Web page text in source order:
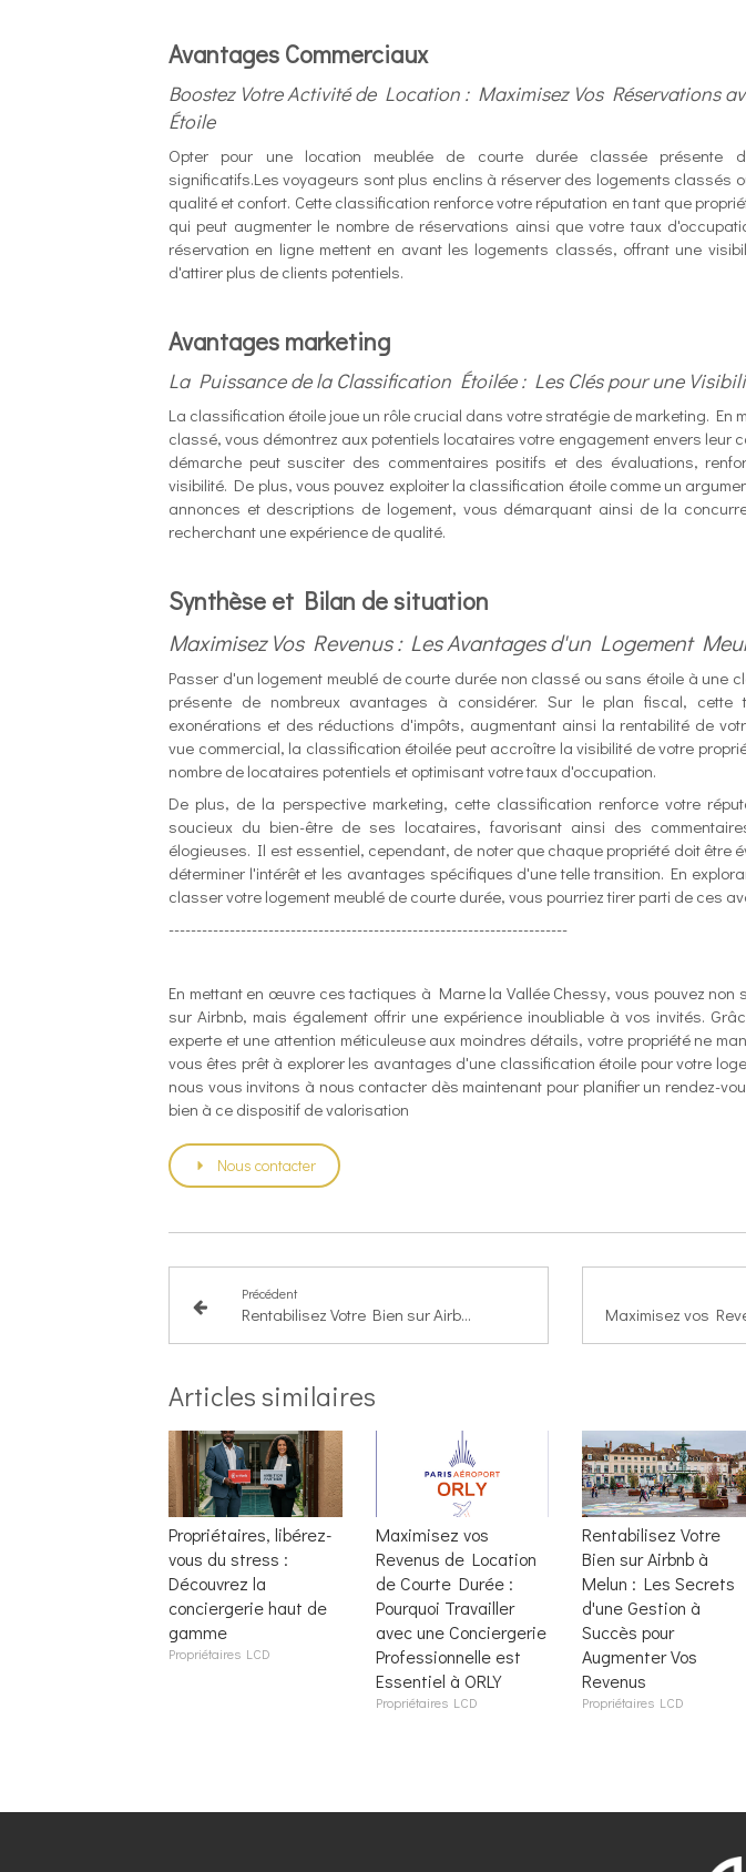
Avantages Commerciaux
Boostez Votre Activité de Location : Maximisez Vos Réservations
Étoile
Opter pour une location meublée de courte durée classée présente
significatifs.Les voyageurs sont plus enclins à réserver des logements classés
qualité et confort. Cette classification renforce votre réputation en tant que
qui peut augmenter le nombre de réservations ainsi que votre taux
réservation en ligne mettent en avant les logements classés, offrant une
d'attirer plus de clients potentiels.
Avantages marketing
La Puissance de la Classification Étoilée : Les Clés pour une
La classification étoile joue un rôle crucial dans votre stratégie de marketing. En
classé, vous démontrez aux potentiels locataires votre engagement envers leur
démarche peut susciter des commentaires positifs et des évaluations,
visibilité. De plus, vous pouvez exploiter la classification étoile comme un
annonces et descriptions de logement, vous démarquant ainsi de la
recherchant une expérience de qualité.
Synthèse et Bilan de situation
Maximisez Vos Revenus : Les Avantages d'un Logement
Passer d'un logement meublé de courte durée non classé ou sans étoile à une
présente de nombreux avantages à considérer. Sur le plan fiscal, cette
exonérations et des réductions d'impôts, augmentant ainsi la rentabilité de
vue commercial, la classification étoilée peut accroître la visibilité de votre
nombre de locataires potentiels et optimisant votre taux d'occupation.
De plus, de la perspective marketing, cette classification renforce votre
soucieux du bien-être de ses locataires, favorisant ainsi des
élogieuses. Il est essentiel, cependant, de noter que chaque propriété doit être
déterminer l'intérêt et les avantages spécifiques d'une telle transition. En
classer votre logement meublé de courte durée, vous pourriez tirer parti de ces
------------------------------------------------------------------------
En mettant en œuvre ces tactiques à Marne la Vallée Chessy, vous pouvez non
sur Airbnb, mais également offrir une expérience inoubliable à vos invités.
experte et une attention méticuleuse aux moindres détails, votre propriété ne
vous êtes prêt à explorer les avantages d'une classification étoile pour votre
nous vous invitons à nous contacter dès maintenant pour planifier un rendez-
bien à ce dispositif de valorisation
Nous contacter
Précédent
Rentabilisez Votre Bien sur Airbnb à Melun : Les Secrets d'une Gestion à Succès pour Augmenter Vos Revenus
Articles similaires
Propriétaires, libérez-
vous du stress :
Découvrez la
conciergerie haut de
gamme
Propriétaires LCD
Maximisez vos
Revenus de Location
de Courte Durée :
Pourquoi Travailler
avec une Conciergerie
Professionnelle est
Essentiel à ORLY
Propriétaires LCD
Rentabilisez Votre
Bien sur Airbnb à
Melun : Les Secrets
d'une Gestion à
Succès pour
Augmenter Vos
Revenus
Propriétaires LCD